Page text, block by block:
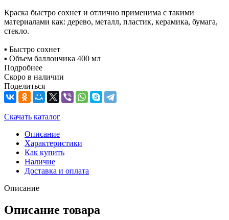
Краска быстро сохнет и отлично применима с такими
материалами как: дерево, металл, пластик, керамика, бумага,
стекло.
▪️ Быстро сохнет
▪️ Объем баллончика 400 мл
Подробнее
Скоро в наличии
Поделиться
Скачать каталог
Описание
Характеристики
Как купить
Наличие
Доставка и оплата
Описание
Описание товара